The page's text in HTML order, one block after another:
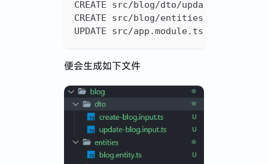
CREATE src/blog/dto/update-
CREATE src/blog/entities/
UPDATE src/app.module.ts
便会生成如下文件